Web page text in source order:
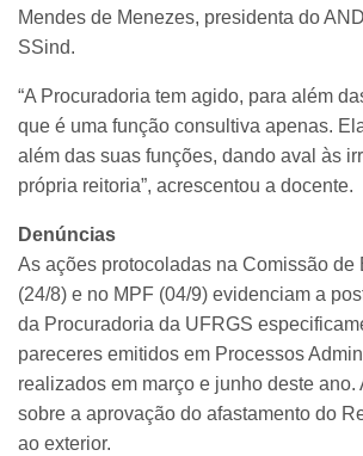
Mendes de Menezes, presidenta do
SSind.
“A Procuradoria tem agido, para além
que é uma função consultiva apenas.
além das suas funções, dando aval às
própria reitoria”, acrescentou a docente.
Denúncias
As ações protocoladas na Comissão de
(24/8) e no MPF (04/9) evidenciam a
da Procuradoria da UFRGS
pareceres emitidos em Processos
realizados em março e junho deste ano.
sobre a aprovação do afastamento do
ao exterior.